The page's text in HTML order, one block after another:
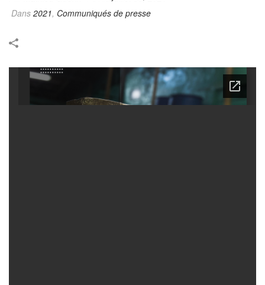
Dans 2021, Communiqués de presse